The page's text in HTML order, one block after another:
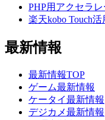
PHP用アクセラ
楽天kobo Touch活
最新情報
最新情報TOP
ゲーム最新情報
ケータイ最新情報
デジカメ最新情報